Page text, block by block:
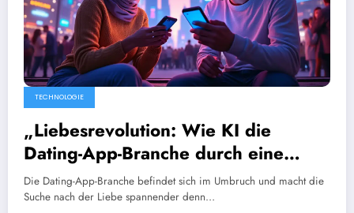
TECHNOLOGIE
„Liebesrevolution: Wie KI die
Dating-App-Branche durch eine
signifikante Steigerung der
Kontaktzahlen verändern wird“
Die Dating-App-Branche befindet sich im Umbruch und macht die
Suche nach der Liebe spannender denn…